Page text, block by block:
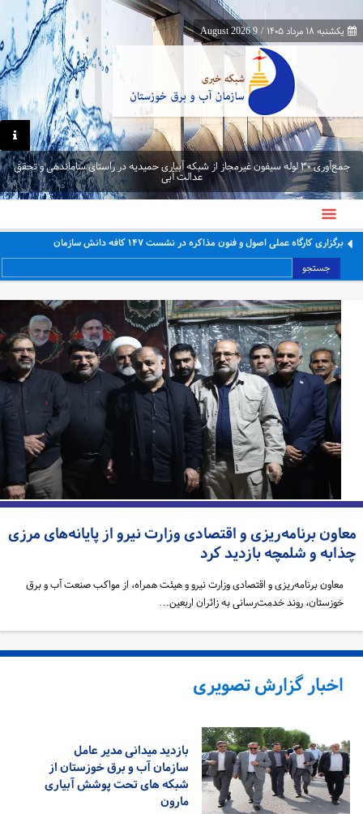
یکشنبه ۱۸ مرداد ۱۴۰۵ /
9 August 2026
جمع‌آوری ۳۰ لوله سیفون غیرمجاز از شبکه آبیاری حمیدیه در راستای ساماندهی و تحقق
عدالت آبی
برگزاری کارگاه عملی اصول و فنون مذاکره در نشست ۱۴۷ کافه دانش سازمان
جستجو
برنامه‌ریزی و اقتصادی وزارت نیرو از پایانه‌های مرزی
و شلمچه بازدید کرد
معاون برنامه‌ریزی و اقتصادی وزارت نیرو و هیئت همراه، از مواکب صنعت آب و برق
خوزستان، روند خدمت‌رسانی به زائران اربعین…
اخبار گزارش تصویری
بازدید میدانی مدیر عامل
سازمان آب و برق خوزستان از
شبکه های تحت پوشش آبیاری
مارون